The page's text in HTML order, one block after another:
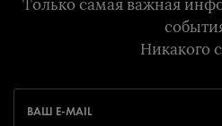
Только самая важная
Никакого